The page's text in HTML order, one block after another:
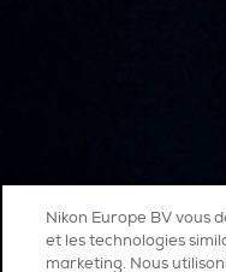
Nikon Europe BV vous
et les technologies
marketing. Nous